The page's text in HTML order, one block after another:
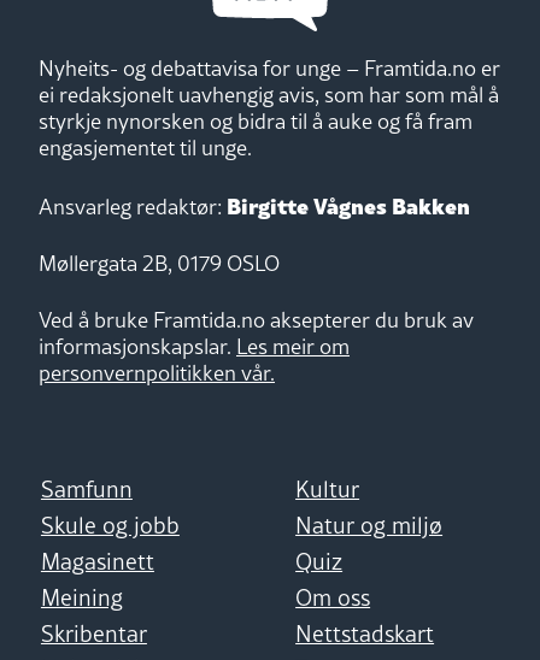
Nyheits- og debattavisa for unge – Framtida.no er
ei redaksjonelt uavhengig avis, som har som mål å
styrkje nynorsken og bidra til å auke og få fram
engasjementet til unge.
Ansvarleg redaktør: Birgitte Vågnes Bakken
Møllergata 2B, 0179 OSLO
Ved å bruke Framtida.no aksepterer du bruk av
informasjonskapslar. Les meir om
personvernpolitikken vår.
Samfunn
Kultur
Skule og jobb
Natur og miljø
Magasinett
Quiz
Meining
Om oss
Skribentar
Nettstadskart